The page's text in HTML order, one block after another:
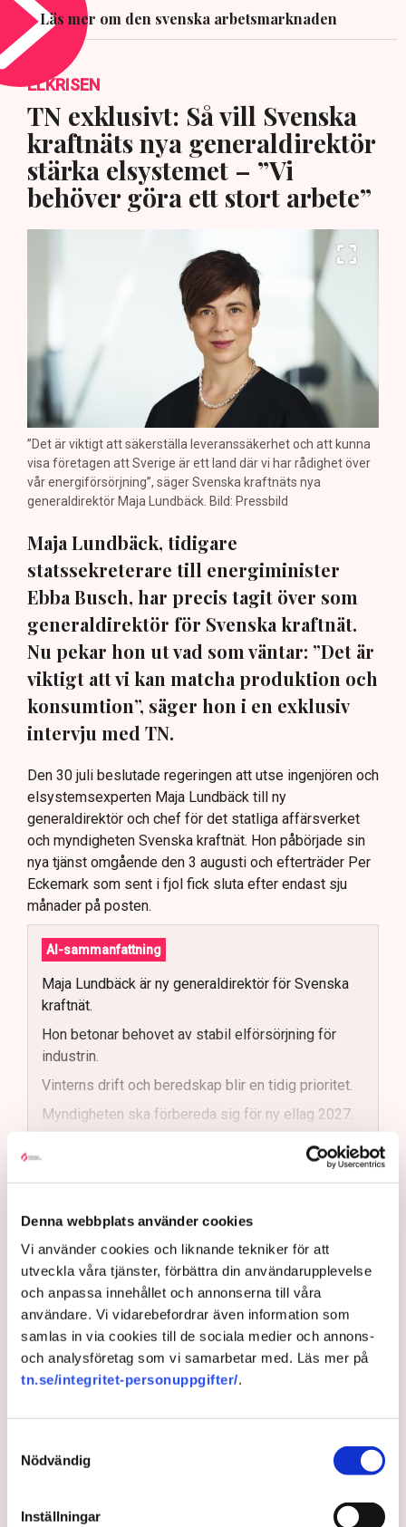
Denna webbplats använder cookies
Vi använder cookies och liknande tekniker för att
utveckla våra tjänster, förbättra din användarupplevelse
och anpassa innehållet och annonserna till våra
användare. Vi vidarebefordrar även information som
samlas in via cookies till de sociala medier och annons-
och analysföretag som vi samarbetar med. Läs mer på
tn.se/integritet-personuppgifter/.
Nödvändig
Inställningar
Läs mer om den svenska arbetsmarknaden
ELKRISEN
TN exklusivt: Så vill Svenska
kraftnäts nya generaldirektör
stärka elsystemet – ”Vi
behöver göra ett stort arbete”
”Det är viktigt att säkerställa leveranssäkerhet och att kunna
visa företagen att Sverige är ett land där vi har rådighet över
vår energiförsörjning”, säger Svenska kraftnäts nya
generaldirektör Maja Lundbäck. Bild: Pressbild
Maja Lundbäck, tidigare
statssekreterare till energiminister
Ebba Busch, har precis tagit över som
generaldirektör för Svenska kraftnät.
Nu pekar hon ut vad som väntar: ”Det är
viktigt att vi kan matcha produktion och
konsumtion”, säger hon i en exklusiv
intervju med TN.
Den 30 juli beslutade regeringen att utse ingenjören och
elsystemsexperten Maja Lundbäck till ny
generaldirektör och chef för det statliga affärsverket
och myndigheten Svenska kraftnät. Hon påbörjade sin
nya tjänst omgående den 3 augusti och efterträder Per
Eckemark som sent i fjol fick sluta efter endast sju
månader på posten.
AI-sammanfattning
Maja Lundbäck är ny generaldirektör för Svenska
kraftnät.
Hon betonar behovet av stabil elförsörjning för
industrin.
Vinterns drift och beredskap blir en tidig prioritet.
Myndigheten ska förbereda sig för ny ellag 2027.
Maja Lundbäck är energisystemsingenjör i botten och
bagaget. Därutöver har hon varit analytiker på
Strålsäkerhetsmyndigheten, chefsingenjör hos
Försvarsmakten och specialist på den europeiska
samarbetsorganisationen för stamnätsoperatörer där
Svenska kraftnät ingår, ENTSO-E.
Närmast kommer hon från klimat- och
energiminister Ebba Busch statssekreterare i frågor
– Det är väldigt hedersamt och jag tar mig an detta med
Tidningen Näringslivet.